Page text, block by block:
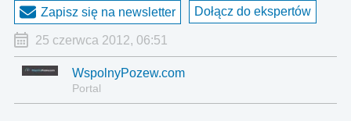
Zapisz się na newsletter Dołącz do ekspertów
25 czerwca 2012, 06:51
WspolnyPozew.com
Portal